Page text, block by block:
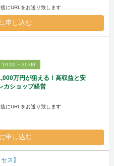
にURLをお送り致します
申し込む
10:00 ~ 20:00
万円が狙える！高収益と安
カショップ経営
にURLをお送り致します
申し込む
ス】